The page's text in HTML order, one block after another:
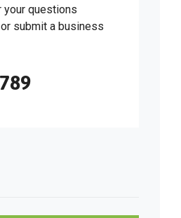
questions
submit a business